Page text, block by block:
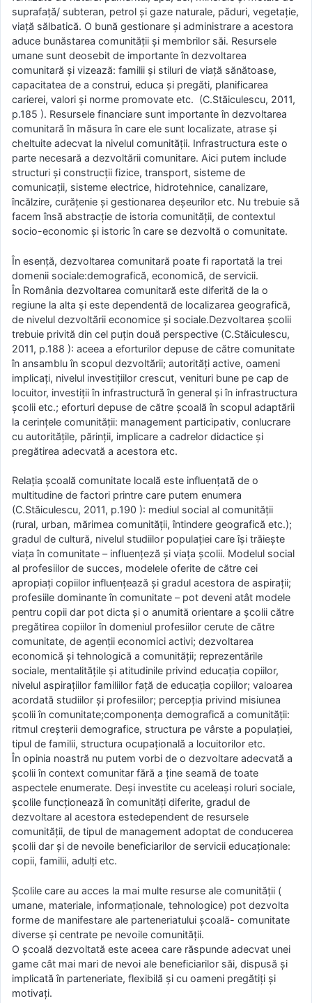
suprafaţă/ subteran, petrol şi gaze naturale, păduri, vegetaţie,
viaţă sălbatică. O bună gestionare şi administrare a acestora
aduce bunăstarea comunităţii şi membrilor săi. Resursele
umane sunt deosebit de importante în dezvoltarea
comunitară şi vizează: familii şi stiluri de viaţă sănătoase,
capacitatea de a construi, educa şi pregăti, planificarea
carierei, valori şi norme promovate etc. (C.Stăiculescu, 2011,
p.185 ). Resursele financiare sunt importante în dezvoltarea
comunitară în măsura în care ele sunt localizate, atrase şi
cheltuite adecvat la nivelul comunităţii. Infrastructura este o
parte necesară a dezvoltării comunitare. Aici putem include
structuri şi construcţii fizice, transport, sisteme de
comunicaţii, sisteme electrice, hidrotehnice, canalizare,
încălzire, curăţenie şi gestionarea deşeurilor etc. Nu trebuie să
facem însă abstracţie de istoria comunităţii, de contextul
socio-economic şi istoric în care se dezvoltă o comunitate.
În esenţă, dezvoltarea comunitară poate fi raportată la trei
domenii sociale:demografică, economică, de servicii.
În România dezvoltarea comunitară este diferită de la o
regiune la alta şi este dependentă de localizarea geografică,
de nivelul dezvoltării economice şi sociale.Dezvoltarea şcolii
trebuie privită din cel puţin două perspective (C.Stăiculescu,
2011, p.188 ): aceea a eforturilor depuse de către comunitate
în ansamblu în scopul dezvoltării; autorităţi active, oameni
implicaţi, nivelul investiţiilor crescut, venituri bune pe cap de
locuitor, investiţii în infrastructură în general şi în infrastructura
şcolii etc.; eforturi depuse de către şcoală în scopul adaptării
la cerinţele comunităţii: management participativ, conlucrare
cu autorităţile, părinţii, implicare a cadrelor didactice şi
pregătirea adecvată a acestora etc.
Relaţia şcoală comunitate locală este influenţată de o
multitudine de factori printre care putem enumera
(C.Stăiculescu, 2011, p.190 ): mediul social al comunităţii
(rural, urban, mărimea comunităţii, întindere geografică etc.);
gradul de cultură, nivelul studiilor populaţiei care îşi trăieşte
viaţa în comunitate – influenţeză şi viaţa şcolii. Modelul social
al profesiilor de succes, modelele oferite de către cei
apropiaţi copiilor influenţează şi gradul acestora de aspiraţii;
profesiile dominante în comunitate – pot deveni atât modele
pentru copii dar pot dicta şi o anumită orientare a şcolii către
pregătirea copiilor în domeniul profesiilor cerute de către
comunitate, de agenţii economici activi; dezvoltarea
economică şi tehnologică a comunităţii; reprezentările
sociale, mentalităţile şi atitudinile privind educaţia copiilor,
nivelul aspiraţiilor familiilor faţă de educaţia copiilor; valoarea
acordată studiilor şi profesiilor; percepţia privind misiunea
şcolii în comunitate;componenţa demografică a comunităţii:
ritmul creşterii demografice, structura pe vârste a populaţiei,
tipul de familii, structura ocupaţională a locuitorilor etc.
În opinia noastră nu putem vorbi de o dezvoltare adecvată a
şcolii în context comunitar fără a ţine seamă de toate
aspectele enumerate. Deşi investite cu aceleaşi roluri sociale,
şcolile funcţionează în comunităţi diferite, gradul de
dezvoltare al acestora estedependent de resursele
comunităţii, de tipul de management adoptat de conducerea
şcolii dar şi de nevoile beneficiarilor de servicii educaţionale:
copii, familii, adulţi etc.
Şcolile care au acces la mai multe resurse ale comunităţii (
umane, materiale, informaţionale, tehnologice) pot dezvolta
forme de manifestare ale parteneriatului şcoală- comunitate
diverse şi centrate pe nevoile comunităţii.
O şcoală dezvoltată este aceea care răspunde adecvat unei
game cât mai mari de nevoi ale beneficiarilor săi, dispusă şi
implicată în parteneriate, flexibilă şi cu oameni pregătiţi şi
motivaţi.